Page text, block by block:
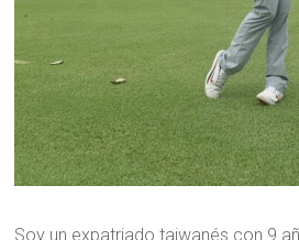
Soy un expatriado taiwanés con 9